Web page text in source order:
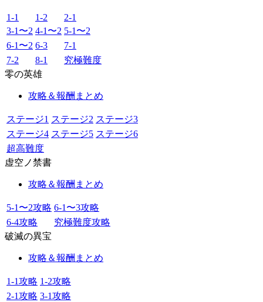
1-1 1-2
2-1
3-1〜2 4-1〜2 5-1〜2
6-1〜2 6-3
7-1
7-2
8-1
究極難度
零の英雄
攻略＆報酬まとめ
ステージ1 ステージ2 ステージ3
ステージ4 ステージ5 ステージ6
超高難度
虚空ノ禁書
攻略＆報酬まとめ
5-1〜2攻略 6-1〜3攻略
6-4攻略
究極難度攻略
破滅の異宝
攻略＆報酬まとめ
1-1攻略 1-2攻略
2-1攻略 3-1攻略